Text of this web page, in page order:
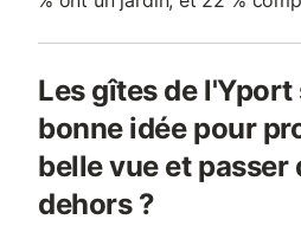
Les gîtes de
bonne idée pour
belle vue et passer
dehors ?